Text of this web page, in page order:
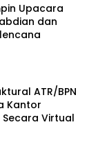
Upacara
dan
ATR/BPN
Kantor
Virtual